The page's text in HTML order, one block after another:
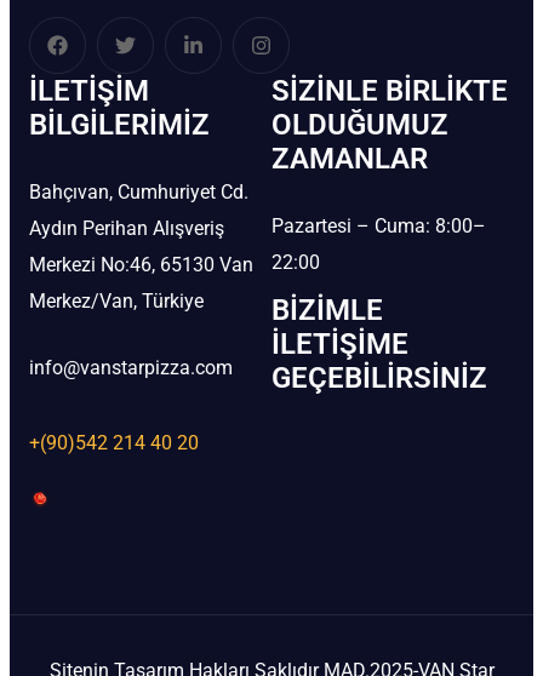
İLETIŞIM
BİLGILERIMIZ
Bahçıvan, Cumhuriyet Cd.
Aydın Perihan Alışveriş
Merkezi No:46, 65130 Van
Merkez/Van, Türkiye
info@vanstarpizza.com
+(90)542 214 40 20
SIZINLE BIRLIKTE
OLDUĞUMUZ
ZAMANLAR
Pazartesi – Cuma: 8:00–
22:00
BIZIMLE
İLETIŞIME
GEÇEBILIRSINIZ
Sitenin Tasarım Hakları Saklıdır MAD.2025-VAN Star